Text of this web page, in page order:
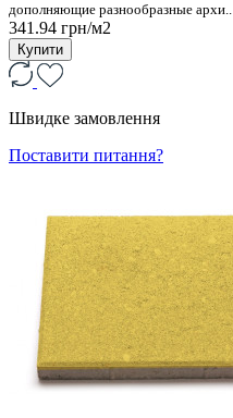
дополняющие разнообразные архи..
341.94 грн/м2
Купити
Швидке замовлення
Поставити питання?